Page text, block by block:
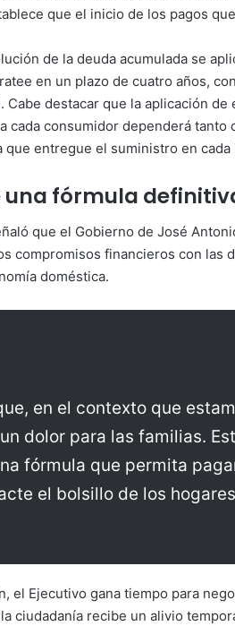
que el inicio de los pagos
de la deuda acumulada se
en un plazo de cuatro años,
Cabe destacar que la aplicación
cada consumidor dependerá
entregue el suministro en cada
una fórmula
que el Gobierno de José
compromisos financieros con las
doméstica.
en el contexto que
dolor para las familias.
fórmula que permita
el bolsillo de los
el Ejecutivo gana tiempo para
ciudadanía recibe un alivio